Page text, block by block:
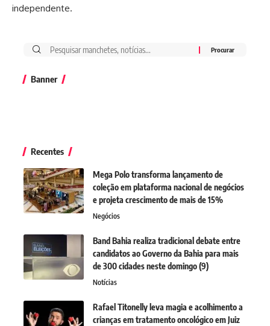
independente.
Banner
Recentes
Mega Polo transforma lançamento de
coleção em plataforma nacional de negócios
e projeta crescimento de mais de 15%
Negócios
Band Bahia realiza tradicional debate entre
candidatos ao Governo da Bahia para mais
de 300 cidades neste domingo (9)
Notícias
Rafael Titonelly leva magia e acolhimento a
crianças em tratamento oncológico em Juiz